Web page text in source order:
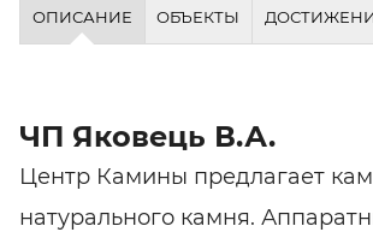
ОПИСАНИЕ ОБЪЕКТЫ
ЧП Яковець В.А.
Центр Камины предлагает
натурального камня.